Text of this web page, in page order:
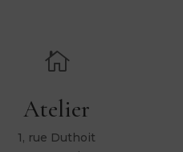

Atelier
1, rue Duthoit